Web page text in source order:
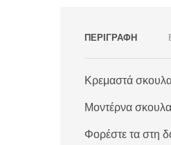
ΠΕΡΙΓΡΑΦΗ
Κρεμαστά
Μοντέρνα
Φορέστε τα στη